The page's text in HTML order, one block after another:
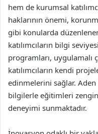
hem de kurumsal
haklarının önemi,
gibi konularda
katılımcıların bilgi
programları, uygulamalı
katılımcıların kendi
edinmelerini sağlar.
bilgilerle eğitimleri
deneyimi sunmaktadır.